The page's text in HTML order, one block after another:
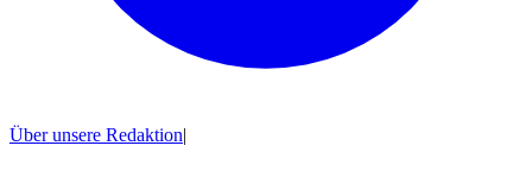
Über unsere Redaktion